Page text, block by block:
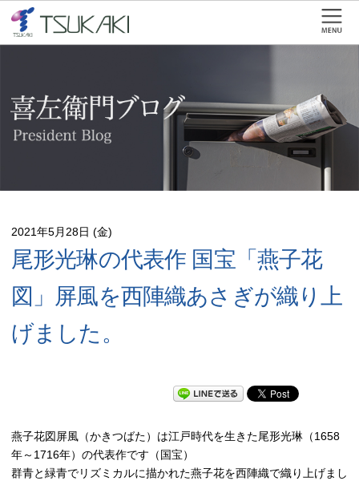
2021年5月28日 (金)
尾形光琳の代表作 国宝「燕子花
図」屏風を西陣織あさぎが織り上
げました。
燕子花図屏風（かきつばた）は江戸時代を生きた尾形光琳（1658
年～1716年）の代表作です（国宝）
群青と緑青でリズミカルに描かれた燕子花を西陣織で織り上げまし